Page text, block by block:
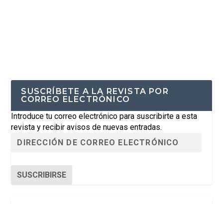
SUSCRÍBETE A LA REVISTA POR
CORREO ELECTRÓNICO
Introduce tu correo electrónico para suscribirte a esta
revista y recibir avisos de nuevas entradas.
SUSCRIBIRSE